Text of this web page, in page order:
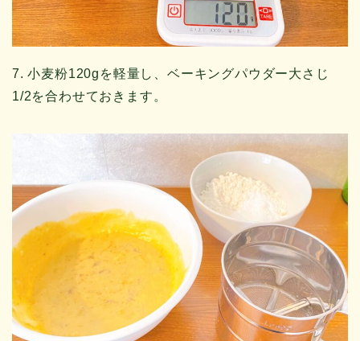
7. 小麦粉120gを軽量し、ベーキングパウダー大さじ
1/2を合わせておきます。